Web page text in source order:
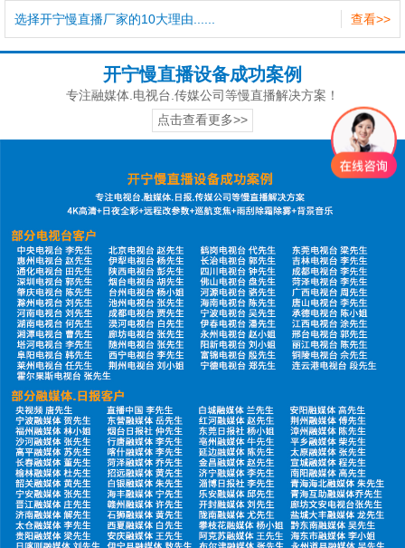
查看>>
选择开宁慢直播厂家的10大理由......
开宁慢直播设备成功案例
专注融媒体.电视台.传媒公司等慢直播解决方案！
点击查看更多>>